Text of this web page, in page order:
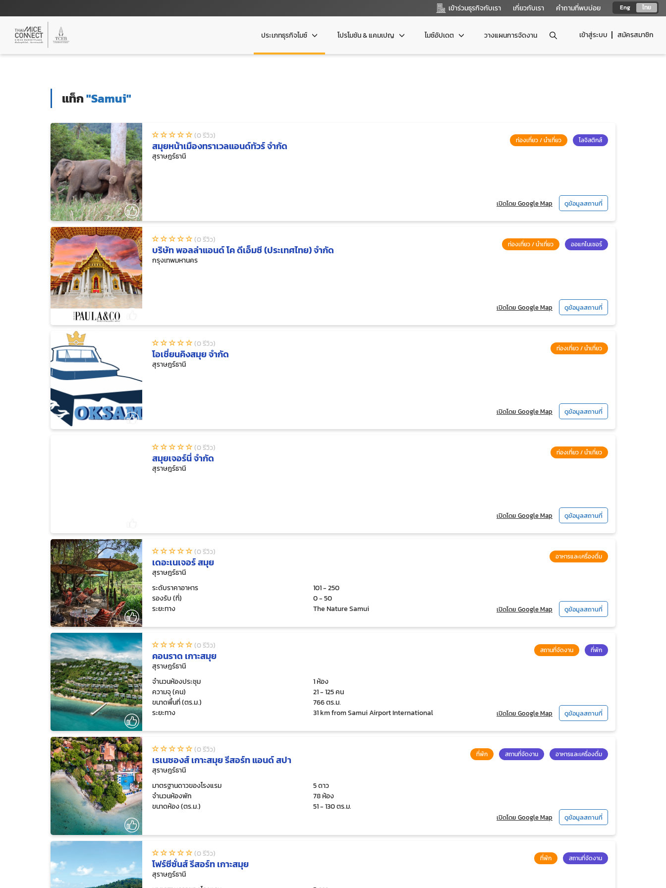
Eng ไทย
เข้าร่วมธุรกิจกับเรา เกี่ยวกับเรา คำถามที่พบบ่อย
เข้าสู่ระบบ สมัครสมาชิก
ประเภทธุรกิจไมซ์ โปรโมชัน & แคมเปญ ไมซ์อัปเดต วางแผนการจัดงาน
แท็ก"Samui"
(0 รีวิว)
สมุยหน้าเมืองทราเวลแอนด์ทัวร์ จำกัด
สุราษฎร์ธานี
ท่องเที่ยว / นำเที่ยว โลจิสติกส์
เปิดโดย Google Map ดูข้อมูลสถานที่
(0 รีวิว)
บริษัท พอลล่าแอนด์ โค ดีเอ็มซี (ประเทศไทย) จำกัด
กรุงเทพมหานคร
ท่องเที่ยว / นำเที่ยว ออแกไนเซอร์
เปิดโดย Google Map ดูข้อมูลสถานที่
(0 รีวิว)
โอเชี่ยนคิงสมุย จำกัด
สุราษฎร์ธานี
ท่องเที่ยว / นำเที่ยว
เปิดโดย Google Map ดูข้อมูลสถานที่
(0 รีวิว)
สมุยเจอร์นี่ จำกัด
สุราษฎร์ธานี
ท่องเที่ยว / นำเที่ยว
เปิดโดย Google Map ดูข้อมูลสถานที่
(0 รีวิว)
เดอะเนเจอร์ สมุย
สุราษฎร์ธานี
อาหารและเครื่องดื่ม
ระดับราคาอาหาร
101 - 250
รองรับ (ที่)
0 - 50
ระยะทาง
The Nature Samui เปิดโดย Google Map ดูข้อมูลสถานที่
(0 รีวิว)
คอนราด เกาะสมุย
สุราษฎร์ธานี
สถานที่จัดงาน ที่พัก
จำนวนห้องประชุม
1 ห้อง
ความจุ (คน)
21 - 125 คน
ขนาดพื้นที่ (ตร.ม.)
766 ตร.ม.
ระยะทาง
31 km from Samui Airport International เปิดโดย Google Map ดูข้อมูลสถานที่
(0 รีวิว)
เรเนซองส์ เกาะสมุย รีสอร์ท แอนด์ สปา
สุราษฎร์ธานี
ที่พัก สถานที่จัดงาน อาหารและเครื่องดื่ม
มาตรฐานดาวของโรงแรม
5 ดาว
จำนวนห้องพัก
78 ห้อง
ขนาดห้อง (ตร.ม.)
51 - 130 ตร.ม.
เปิดโดย Google Map ดูข้อมูลสถานที่
(0 รีวิว)
โฟร์ซีซั่นส์ รีสอร์ท เกาะสมุย
สุราษฎร์ธานี
ที่พัก สถานที่จัดงาน